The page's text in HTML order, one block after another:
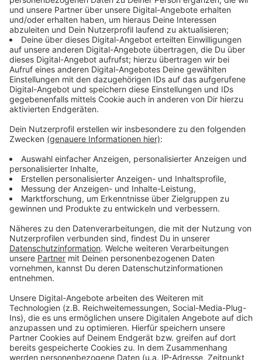
Durchgangsverkehr fließen. Am Kreisverkehr gibt es
jetzt eine mobile Ampelanlage und der Verkehr wird an
der Baustelle vorbeigeleitet. Ein Teil der Hitdorfer
Straße und anliegende Ausfahrten werden außerdem
gesperrt. Das gilt auch für Rad- und Fußgängerwege,
die eine Umleitung bekommen. Auch die Busse fahren
etwas anders als sonst.Genaue Infos dazu bekommt
ihr hier
Anzeige
Mehr Meldungen aus Leverkusen
Anzeige
8.000-Euro-Zaun: Sinnvoll?
Frauennotruf Leverkusen: Sorge um Projekt zu
Onlinebelästigung
Leverkusen
Anzeige